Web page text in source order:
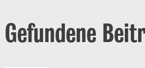
Gefundene